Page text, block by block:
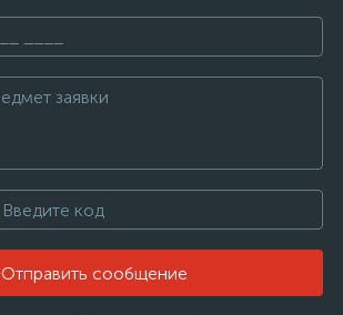
Отправить сообщение